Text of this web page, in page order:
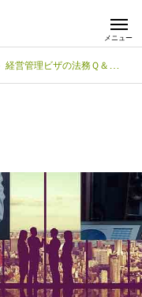
経営管理ビザの法務Ｑ＆Ａ